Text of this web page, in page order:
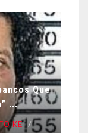
Que
...
KE